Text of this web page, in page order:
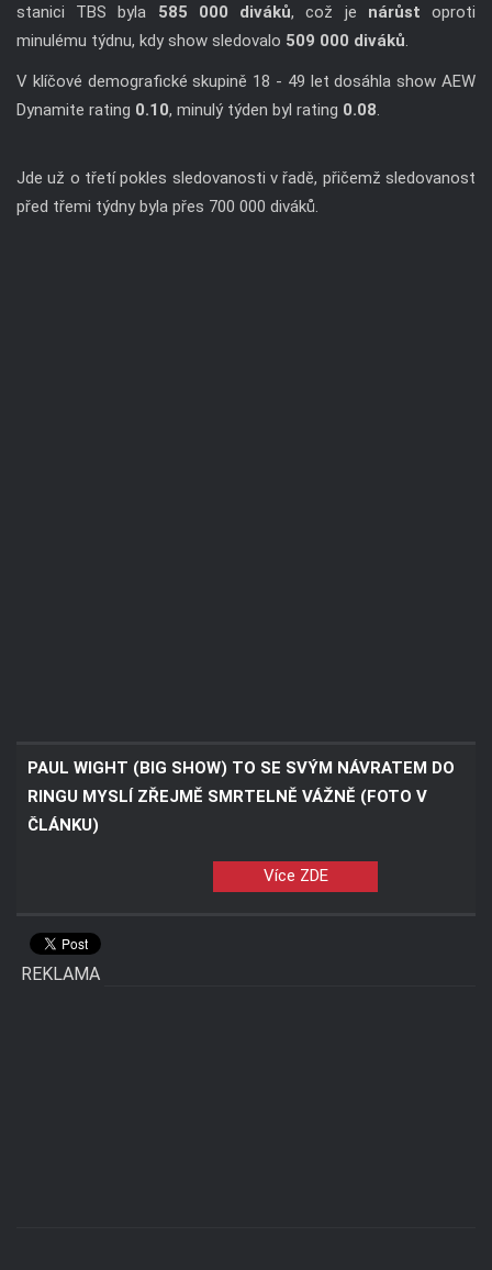
stanici TBS byla 585 000 diváků, což je nárůst oproti
minulému týdnu, kdy show sledovalo 509 000 diváků.
V klíčové demografické skupině 18 - 49 let dosáhla show AEW
Dynamite rating 0.10, minulý týden byl rating 0.08.
Jde už o třetí pokles sledovanosti v řadě, přičemž sledovanost
před třemi týdny byla přes 700 000 diváků.
PAUL WIGHT (BIG SHOW) TO SE SVÝM NÁVRATEM DO
RINGU MYSLÍ ZŘEJMĚ SMRTELNĚ VÁŽNĚ (FOTO V
ČLÁNKU)
Více ZDE
REKLAMA